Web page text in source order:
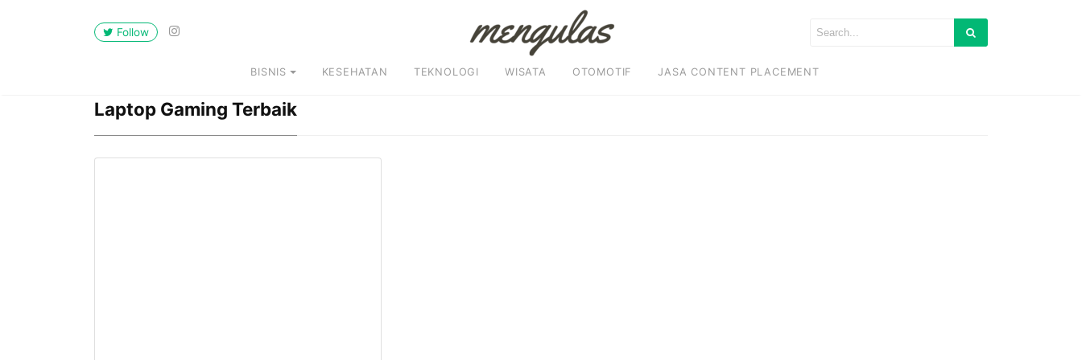
Follow
BISNIS KESEHATAN TEKNOLOGI WISATA OTOMOTIF JASA CONTENT PLACEMENT
Laptop Gaming Terbaik